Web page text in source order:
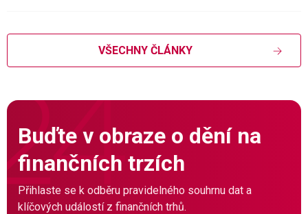
VŠECHNY ČLÁNKY
Buďte v obraze o dění na
finančních trzích
Přihlaste se k odběru pravidelného souhrnu dat a
klíčových událostí z finančních trhů.